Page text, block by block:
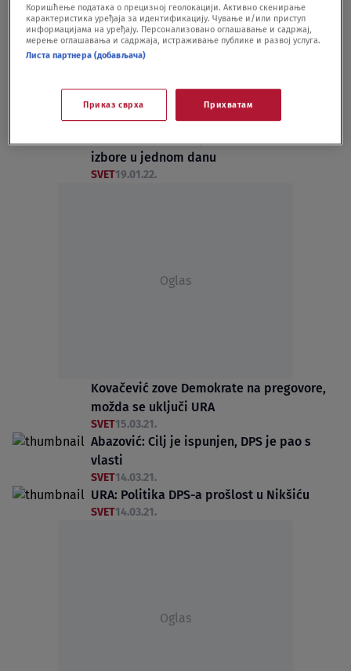
Konatar: Izabraće se nova vlada, voleo bih
da Dritan Abazović bude premijer
Ljutito Krivokapićevo saopštenje: Ruši se
kula laži koalicije "Crno na bijelo"
SVET20.01.22.
izbore u jednom danu
SVET19.01.22.
Oglas
Kovačević zove Demokrate na pregovore,
možda se uključi URA
SVET15.03.21.
Abazović: Cilj je ispunjen, DPS je pao s
vlasti
SVET14.03.21.
URA: Politika DPS-a prošlost u Nikšiću
SVET14.03.21.
Oglas
Коришћење података о прецизној геолокацији. Активно скенирање
карактеристика уређаја за идентификацију. Чување и/или приступ
информацијама на уређају. Персонализовано оглашавање и садржај,
мерење оглашавања и садржаја, истраживање публике и развој услуга.
Листа партнера (добављача)
Приказ сврха Прихватам